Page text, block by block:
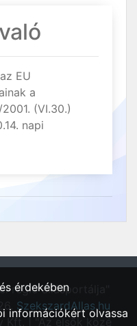
EU
a
(VI.30.)
napi
régió állásportálja"
SzekszardAllas.hu
Kft. | "Az elsők közé
érdekében
információkért olvassa